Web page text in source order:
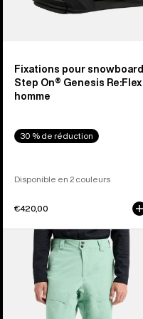
Fixations pour snowboard
Step On® Genesis Re:Flex
homme
30 % de réduction
Disponible en 2 couleurs
€420,00
Burton -
Pantalon
Swash
GORE-